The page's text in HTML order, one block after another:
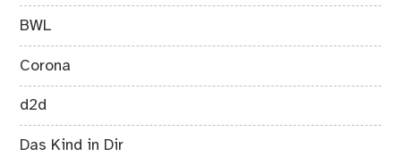
BWL
Corona
d2d
Das Kind in Dir